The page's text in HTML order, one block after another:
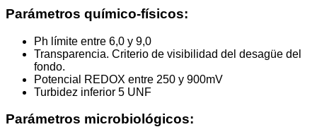
Parámetros químico-físicos:
Ph límite entre 6,0 y 9,0
Transparencia. Criterio de visibilidad del desagüe del
fondo.
Potencial REDOX entre 250 y 900mV
Turbidez inferior 5 UNF
Parámetros microbiológicos: